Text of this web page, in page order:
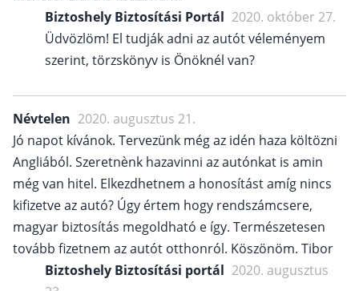
Biztoshely Biztosítási Portál 2020. október 27.
Üdvözlöm! El tudják adni az autót véleményem
szerint, törzskönyv is Önöknél van?
Névtelen 2020. augusztus 21.
Jó napot kívánok. Tervezünk még az idén haza költözni
Angliából. Szeretnènk hazavinni az autónkat is amin
még van hitel. Elkezdhetnem a honosítást amíg nincs
kifizetve az autó? Úgy értem hogy rendszámcsere,
magyar biztosítás megoldható e így. Természetesen
tovább fizetnem az autót otthonról. Köszönöm. Tibor
Biztoshely Biztosítási portál 2020. augusztus